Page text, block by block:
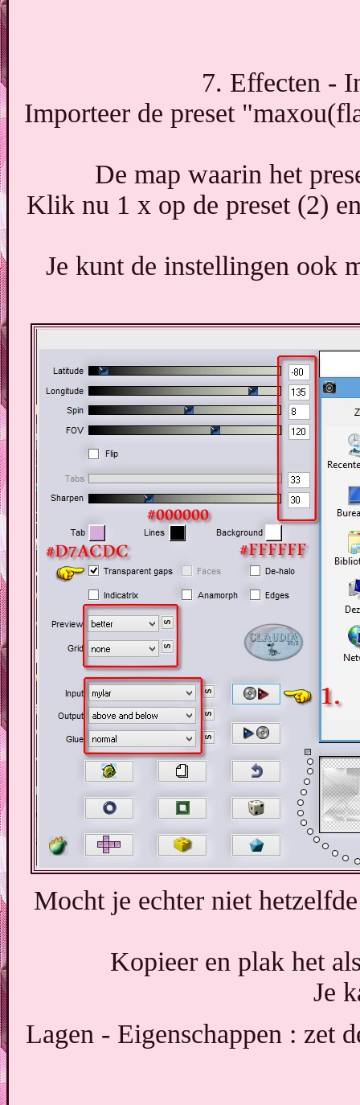
7. Effecten -
Importeer de preset
De map waarin het
Klik nu 1 x op de preset (2)
Je kunt de instellingen ook
Mocht je echter niet
Kopieer en plak het
Je
Lagen - Eigenschappen : zet